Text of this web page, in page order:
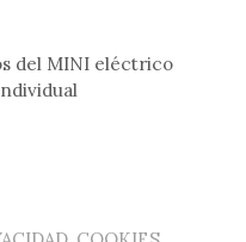
del MINI eléctrico